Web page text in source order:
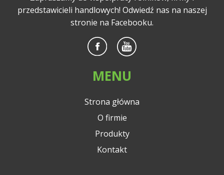
przedstawicieli handlowych! Odwiedź nas na naszej
stronie na Facebooku.
MENU
Strona główna
O firmie
Produkty
Kontakt